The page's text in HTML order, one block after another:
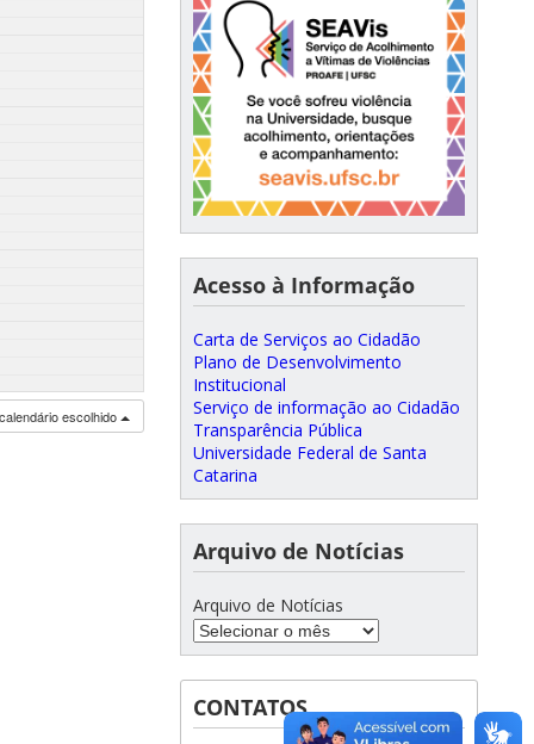
escolhido
Acesso à Informação
Carta de Serviços ao Cidadão
Plano de Desenvolvimento
Institucional
Serviço de informação ao Cidadão
Transparência Pública
Universidade Federal de Santa
Catarina
Arquivo de Notícias
Arquivo de Notícias
CONTATOS